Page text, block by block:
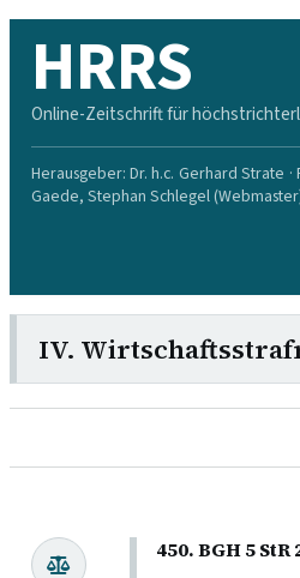
HRRS
Online-Zeitschrift für
Herausgeber: Dr. h.c. Gerhard Strate
Gaede, Stephan Schlegel
IV.
450. BGH 5